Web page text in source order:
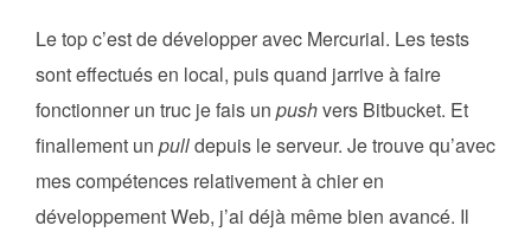
Le top c’est de développer avec Mercurial. Les tests
sont effectués en local, puis quand jarrive à faire
fonctionner un truc je fais un pushvers Bitbucket. Et
finallement un pulldepuis le serveur. Je trouve qu’avec
mes compétences relativement à chier en
développement Web, j’ai déjà même bien avancé. Il